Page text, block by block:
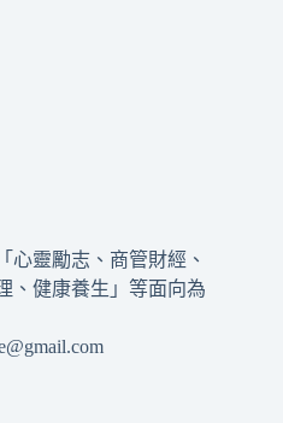
心靈勵志、商管財經、
、健康養生」等面向為